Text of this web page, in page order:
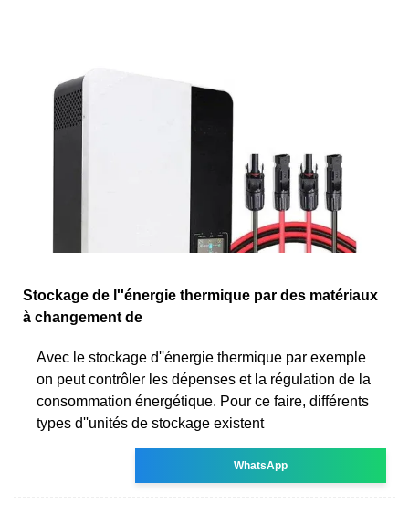
Stockage de l''énergie thermique par des matériaux
à changement de
Avec le stockage d''énergie thermique par exemple
on peut contrôler les dépenses et la régulation de la
consommation énergétique. Pour ce faire, différents
types d''unités de stockage existent
WhatsApp